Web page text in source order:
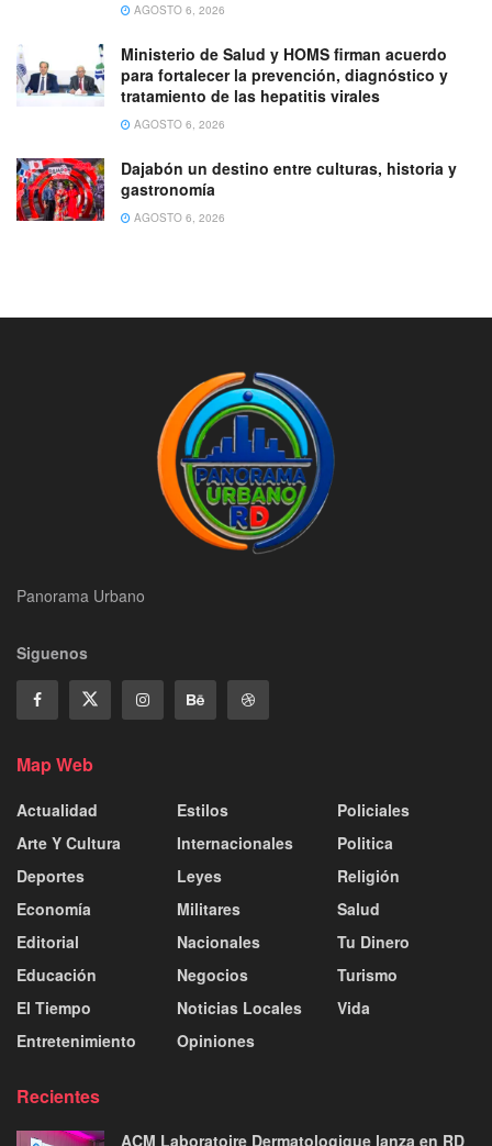
AGOSTO 6, 2026
Ministerio de Salud y HOMS firman acuerdo
para fortalecer la prevención, diagnóstico y
tratamiento de las hepatitis virales
AGOSTO 6, 2026
Dajabón un destino entre culturas, historia y
gastronomía
AGOSTO 6, 2026
Panorama Urbano
Siguenos
Map Web
Actualidad
Arte Y Cultura
Deportes
Economía
Editorial
Educación
El Tiempo
Entretenimiento
Estilos
Internacionales
Leyes
Militares
Nacionales
Negocios
Noticias Locales
Opiniones
Policiales
Politica
Religión
Salud
Tu Dinero
Turismo
Vida
Recientes
ACM Laboratoire Dermatologique lanza en RD